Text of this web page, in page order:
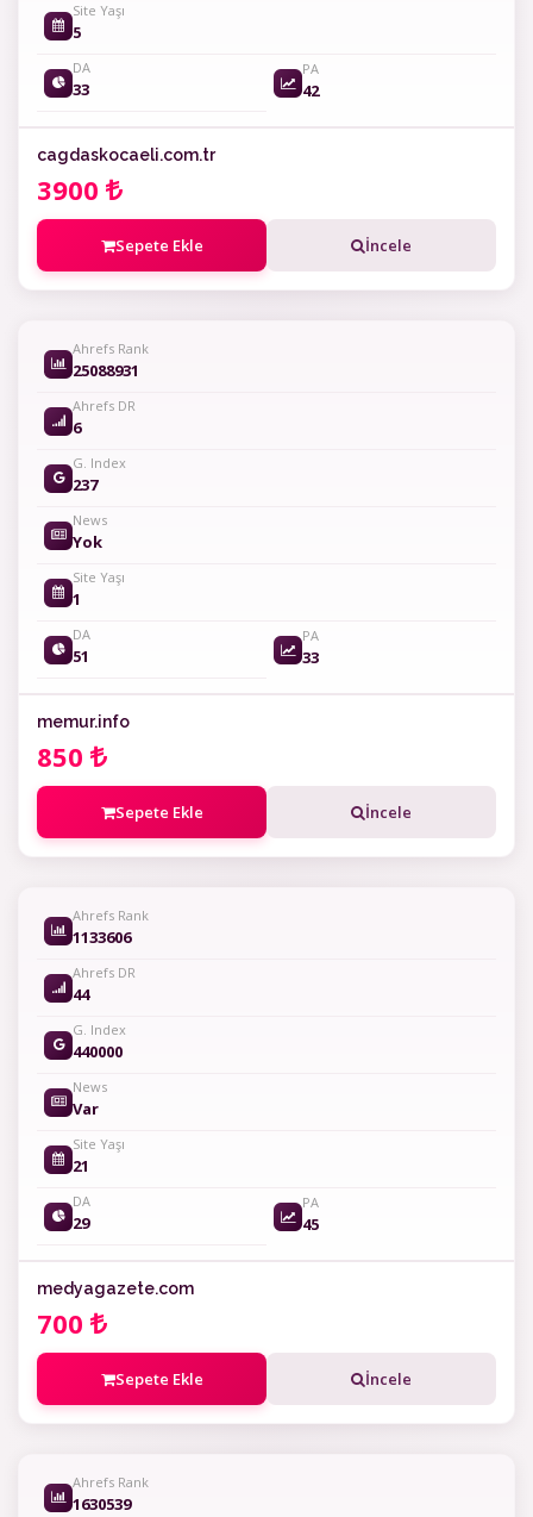
Site Yaşı
5
DA
33
PA
42
cagdaskocaeli.com.tr
3900
Sepete Ekle İncele
Ahrefs Rank
25088931
Ahrefs DR
6
G. Index
237
News
Yok
Site Yaşı
1
DA
51
PA
33
memur.info
850
Sepete Ekle İncele
Ahrefs Rank
1133606
Ahrefs DR
44
G. Index
440000
News
Var
Site Yaşı
21
DA
29
PA
45
medyagazete.com
700
Sepete Ekle İncele
Ahrefs Rank
1630539